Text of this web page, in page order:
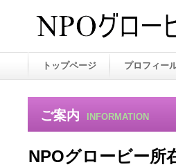
ご案内 INFORMATION
NPOグロービー所
トップページ プロフィー